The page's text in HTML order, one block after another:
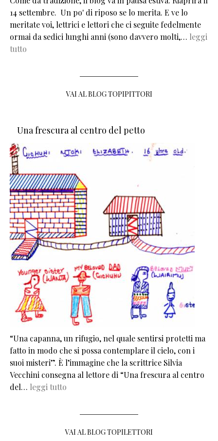
14 settembre. Un po' di riposo se lo merita. E ve lo
meritate voi, lettrici e lettori che ci seguite fedelmente
ormai da sedici lunghi anni (sono davvero molti,… leggi
tutto
VAI AL BLOG TOPIPITTORI
Una frescura al centro del petto
“Una capanna, un rifugio, nel quale sentirsi protetti ma
fatto in modo che si possa contemplare il cielo, con i
suoi misteri”. È l’immagine che la scrittrice Silvia
Vecchini consegna al lettore di “Una frescura al centro
del… leggi tutto
VAI AL BLOG TOPILETTORI